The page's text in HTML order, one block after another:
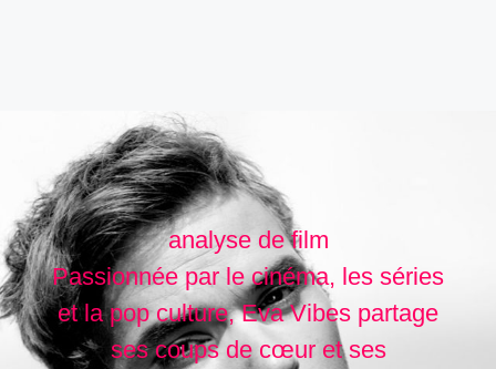
analyse de film
Passionnée par le cinéma, les séries
et la pop culture, Eva Vibes partage
ses coups de cœur et ses